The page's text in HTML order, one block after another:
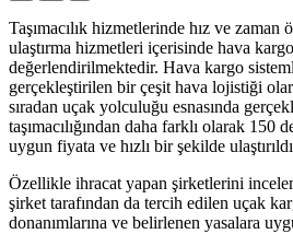
Taşımacılık hizmetlerinde hız ve zaman
ulaştırma hizmetleri içerisinde hava
değerlendirilmektedir. Hava kargo
gerçekleştirilen bir çeşit hava lojistiği
sıradan uçak yolculuğu esnasında
taşımacılığından daha farklı olarak 150
uygun fiyata ve hızlı bir şekilde
Özellikle ihracat yapan şirketlerini
şirket tarafından da tercih edilen uçak
donanımlarına ve belirlenen yasalara